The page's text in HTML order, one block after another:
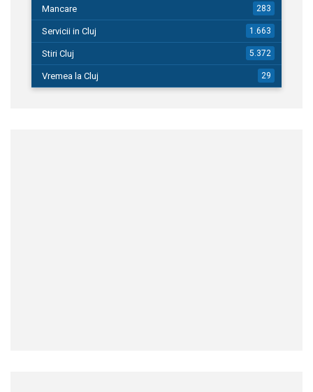
Mancare 283
Servicii in Cluj 1.663
Stiri Cluj 5.372
Vremea la Cluj 29